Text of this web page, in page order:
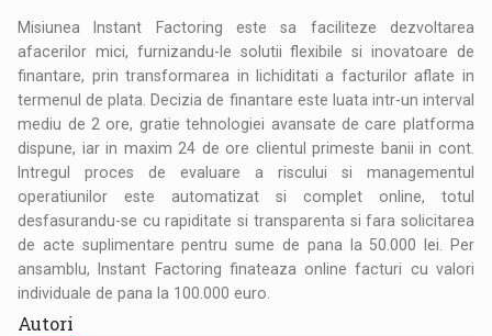
Misiunea Instant Factoring este sa faciliteze dezvoltarea
afacerilor mici, furnizandu-le solutii flexibile si inovatoare de
finantare, prin transformarea in lichiditati a facturilor aflate in
termenul de plata. Decizia de finantare este luata intr-un interval
mediu de 2 ore, gratie tehnologiei avansate de care platforma
dispune, iar in maxim 24 de ore clientul primeste banii in cont.
Intregul proces de evaluare a riscului si managementul
operatiunilor este automatizat si complet online, totul
desfasurandu-se cu rapiditate si transparenta si fara solicitarea
de acte suplimentare pentru sume de pana la 50.000 lei. Per
ansamblu, Instant Factoring finateaza online facturi cu valori
individuale de pana la 100.000 euro.
Autori